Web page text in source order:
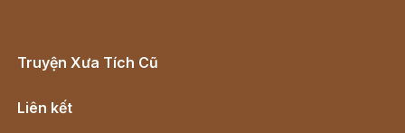
Truyện Xưa Tích Cũ
Liên kết